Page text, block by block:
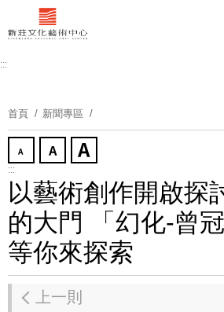
到
要
塊
:::
首頁 新聞專區
:::
以藝術創作開啟探
的大門 「幻化-曾冠
等你來探索
上一則